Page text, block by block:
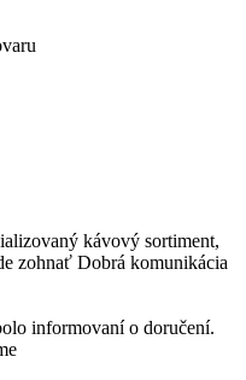
kávový sortiment,
zohnať Dobrá komunikácia
informovaní o doručení.